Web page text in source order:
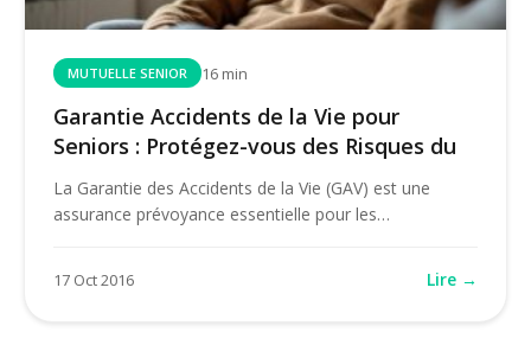
MUTUELLE SENIOR 16 min
Garantie Accidents de la Vie pour
Seniors : Protégez-vous des Risques du
La Garantie des Accidents de la Vie (GAV) est une
assurance prévoyance essentielle pour les…
17 Oct 2016 Lire →